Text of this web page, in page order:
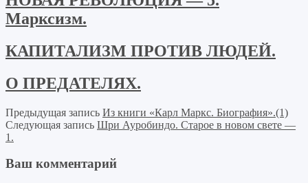
Марксизм.
КАПИТАЛИЗМ ПРОТИВ ЛЮДЕЙ.
О ПРЕДАТЕЛЯХ.
Предыдущая запись Из книги «Карл Маркс. Биография».(1)
Следующая запись Шри Ауробиндо. Старое в новом свете —
1.
Ваш комментарий